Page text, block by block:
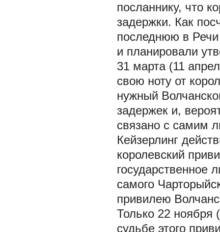
посланнику, что
задержки. Как
последнюю в Речи
и планировали
31 марта (11
свою ноту от
нужный
задержек и,
связано с самим
Кейзерлинг
королевский
государственное
самого
привилею
Только 22 ноября
судьбе этого